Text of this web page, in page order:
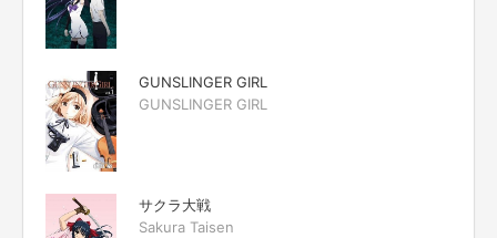
GUNSLINGER GIRL
GUNSLINGER GIRL
サクラ大戦
Sakura Taisen